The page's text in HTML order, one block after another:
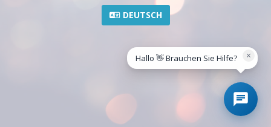
DEUTSCH
×
Hallo 👋 Brauchen Sie Hilfe?